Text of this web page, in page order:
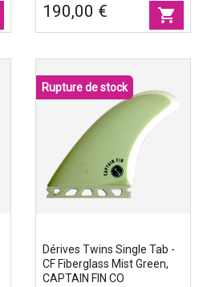
190,00 € shopping_cart
Dérives Twins Single Tab -
CF Fiberglass Mist Green,
CAPTAIN FIN CO
Rupture de stock